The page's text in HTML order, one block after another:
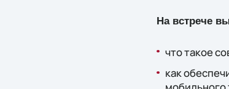
На встрече
что такое
как